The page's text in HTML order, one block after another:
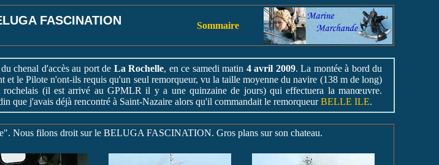
FASCINATION Sommaire
chenal d'accès au port de La Rochelle, en ce samedi matin 4 avril 2009. La montée à bord du
et le Pilote n'ont-ils requis qu'un seul remorqueur, vu la taille moyenne du navire (138 m de long)
rochelais (il est arrivé au GPMLR il y a une quinzaine de jours) qui effectuera la manœuvre.
que j'avais déjà rencontré à Saint-Nazaire alors qu'il commandait le remorqueurBELLE ILE.
Nous filons droit sur le BELUGA FASCINATION. Gros plans sur son chateau.